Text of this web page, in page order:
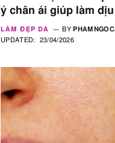
ý chân ái giúp làm
LÀM ĐẸP DA BY
UPDATED:
23/04/2026